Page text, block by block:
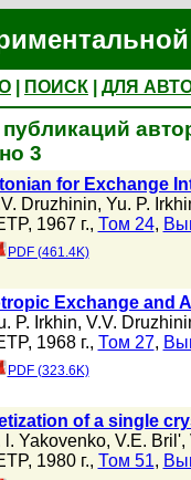
ПОИСК ДЛЯ
3
for Exchange
Druzhinin, Yu. P.
1967 г., Том 24,
PDF (461.4K)
Exchange and
P. Irkhin, V.V.
1968 г., Том 27,
PDF (323.6K)
of a single
l. Yakovenko, V.E. Bril',
1980 г., Том 51,